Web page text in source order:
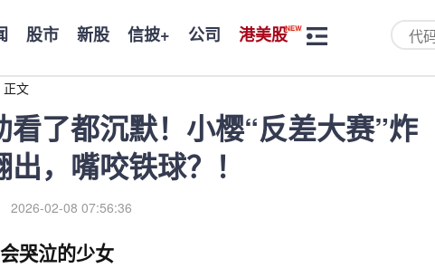
股市 新股 信披+ 公司 港美股
正文
看了都沉默！小樱“反差大赛”炸
，嘴咬铁球？！
2026-02-08 07:56:36
哭泣的少女